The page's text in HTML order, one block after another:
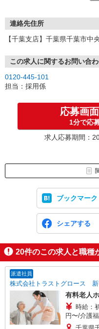
連絡先住所
【千葉支店】千葉県千葉市
この求人に関するお問い合
0120-445-101
担当：採用係
応募画
1分で応
求人応募期間：
ブックマーク
シェアする
20件のこの求人と職種
派遣社員
株式会社トラストグロース
有料老人
時給：
円〜/介護